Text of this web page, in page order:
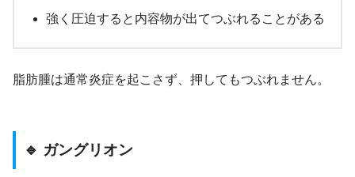
強く圧迫すると内容物が出てつぶれることがある
脂肪腫は通常炎症を起こさず、押してもつぶれません。
🔹 ガングリオン